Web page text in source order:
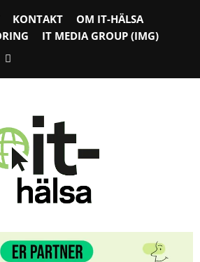
KONTAKT
OM IT-HÄLSA
IT MEDIA GROUP (IMG)